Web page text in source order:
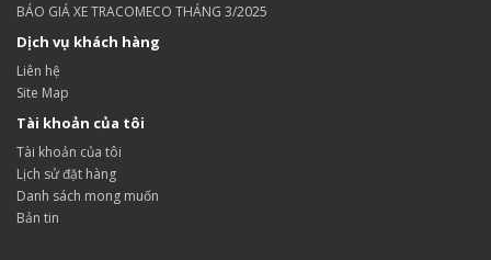
BÁO GIÁ XE TRACOMECO THÁNG 3/2025
Dịch vụ khách hàng
Liên hệ
Site Map
Tài khoản của tôi
Tài khoản của tôi
Lịch sử đặt hàng
Danh sách mong muốn
Bản tin